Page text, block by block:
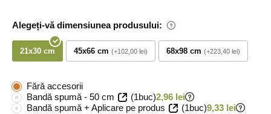
Alegeți-vă dimensiunea produsului:
21x30 cm 45x66 cm +102,00 lei 68x98 cm +223,40 lei
Fără accesorii
Bandă spumă - 50 cm
(1buc)2,96 lei
Bandă spumă + Aplicare pe produs
(1buc)9,33 lei